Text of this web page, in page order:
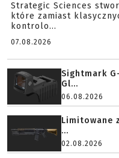
Strategic Sciences
które zamiast
kontrolo...
07.08.2026
Sightmark
Gl...
06.08.2026
Limitowane
...
02.08.2026